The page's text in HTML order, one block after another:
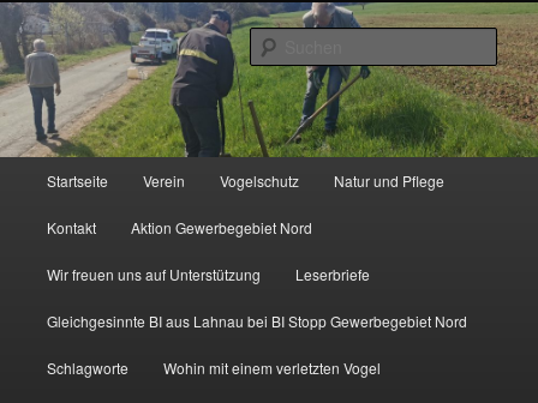
Zum
primären
Inhalt
springen
http://natur-und-vogelfreunde-muenchholzhausen.de/wp-
content/uploads/2017/12/cropped-HGON_logo.jpg
Startseite Verein Vogelschutz Natur und Pflege
Kontakt Aktion Gewerbegebiet Nord
Wir freuen uns auf Unterstützung Leserbriefe
Gleichgesinnte BI aus Lahnau bei BI Stopp Gewerbegebiet Nord
Schlagworte Wohin mit einem verletzten Vogel